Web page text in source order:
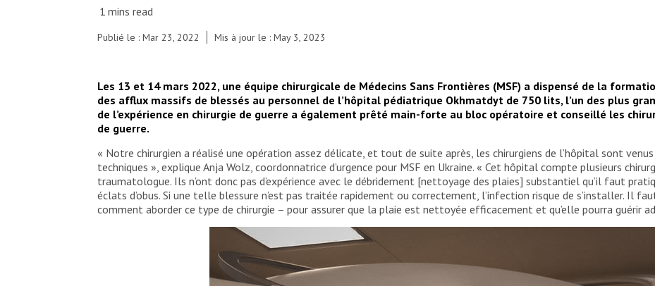
Publié le : Mar 23, 2022 Mis à jour le : May 3, 2023
Les 13 et 14 mars 2022, une équipe chirurgicale de Médecins Sans Frontières (MSF) a dispensé de la
des afflux massifs de blessés au personnel de l’hôpital pédiatrique Okhmatdyt de 750 lits, l’un des plus
de l’expérience en chirurgie de guerre a également prêté main-forte au bloc opératoire et conseillé les
de guerre.
« Notre chirurgien a réalisé une opération assez délicate, et tout de suite après, les chirurgiens de l’hôpital sont
techniques », explique Anja Wolz, coordonnatrice d’urgence pour MSF en Ukraine. « Cet hôpital compte plusieurs
traumatologue. Ils n’ont donc pas d’expérience avec le débridement [nettoyage des plaies] substantiel qu’il faut
éclats d’obus. Si une telle blessure n’est pas traitée rapidement ou correctement, l’infection risque de s’installer. Il
comment aborder ce type de chirurgie – pour assurer que la plaie est nettoyée efficacement et qu’elle pourra guérir